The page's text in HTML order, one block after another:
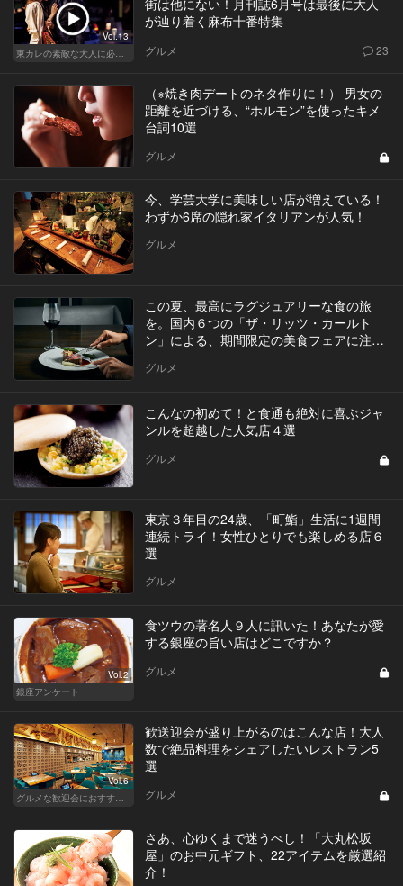
Vol.13
東カレの素敵な大人に必要なこと
が辿り着く麻布十番特集
グルメ 23
（※焼き肉デートのネタ作りに！） 男女の
距離を近づける、“ホルモン”を使ったキメ
台詞10選
グルメ
今、学芸大学に美味しい店が増えている！
わずか6席の隠れ家イタリアンが人気！
グルメ
この夏、最高にラグジュアリーな食の旅
を。国内６つの「ザ・リッツ・カールト
ン」による、期間限定の美食フェアに注
グルメ
こんなの初めて！と食通も絶対に喜ぶジャ
ンルを超越した人気店４選
グルメ
東京３年目の24歳、「町鮨」生活に1週間
連続トライ！女性ひとりでも楽しめる店６
選
グルメ
Vol.2
銀座アンケート
食ツウの著名人９人に訊いた！あなたが愛
する銀座の旨い店はどこですか？
グルメ
Vol.6
歓送迎会が盛り上がるのはこんな店！大人
数で絶品料理をシェアしたいレストラン5
選
グルメ
さあ、心ゆくまで迷うべし！「大丸松坂
屋」のお中元ギフト、22アイテムを厳選紹
介！